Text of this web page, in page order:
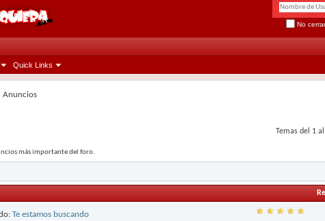
No
Quick Links
Anuncios
Temas del 1
más importante del foro.
Te estamos buscando